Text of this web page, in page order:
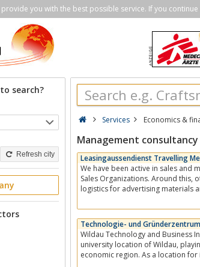
you with the best possible service. If you
search?
Refresh city
Services Economics &
Management
Leasingaussendienst Travelling
We have been active in sales and
Sales Organizations. Around this, other services for the POS we have established, including a modern POS
logistics for advertising materials
Technologie- und
Wildau Technology and Business
university location of Wildau, playing its role in the technological and innovative development of the
economic region. As a location for innovative